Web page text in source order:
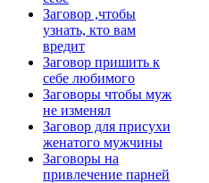
Заговор ,чтобы
узнать, кто вам
вредит
Заговор пришить к
себе любимого
Заговоры чтобы муж
не изменял
Заговор для присухи
женатого мужчины
Заговоры на
привлечение парней